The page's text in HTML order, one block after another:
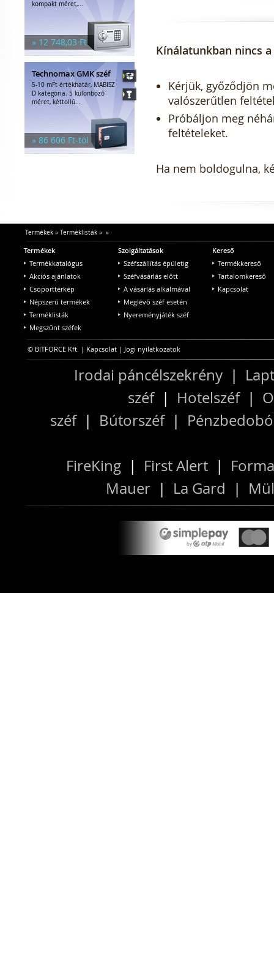
kompakt méret,...
» 12 748,03 Ft
Technomax GMK széf
5-10 mFt értékhatár, MABISZ
D kategória. 5 különböző
méret, kéttollú...
» 86 606 Ft-tól
Kínálatunkban nincs
Kérjük, győződjön
valószerűtlen
Próbáljon meg
feltételeket.
Ha nem boldogulna,
Termékek» Terméklisták» »
Termékek
Termékkatalógus
Akciós ajánlatok
Csoporttérkép
Népszerű termékek
Terméklisták
Megszűnt széfek
Szolgáltatások
Széfszállítás épületig
Széfvásárlás előtt
A vásárlás alkalmával
Meglévő széf esetén
Nyereményjáték széf
Kereső
Termékkereső
Tartalomkereső
Kapcsolat
© BITFORCE Kft. | Kapcsolat | Jogi nyilatkozatok
Irodai páncélszekrény |
széf| Hotelszéf|
széf| Bútorszéf|
FireKing | First Alert |
Mauer | La Gard |